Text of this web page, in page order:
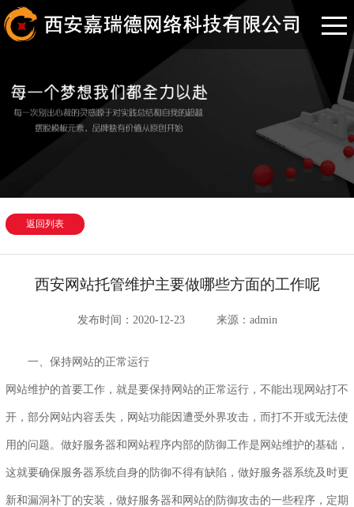
返回列表
西安网站托管维护主要做哪些方面的工作呢
发布时间：2020-12-23 来源：admin
一、保持网站的正常运行
网站维护的首要工作，就是要保持网站的正常运行，不能出现网站打不
开，部分网站内容丢失，网站功能因遭受外界攻击，而打不开或无法使
用的问题。做好服务器和网站程序内部的防御工作是网站维护的基础，
这就要确保服务器系统自身的防御不得有缺陷，做好服务器系统及时更
新和漏洞补丁的安装，做好服务器和网站的防御攻击的一些程序，定期